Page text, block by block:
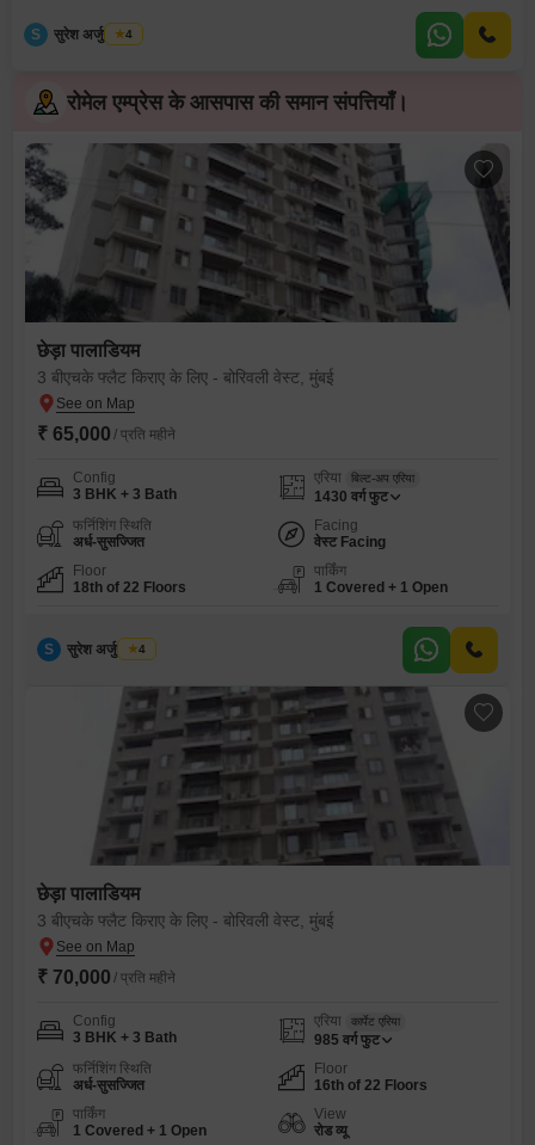
S सुरेश अर्जुन तायडे
4
रोमेल एम्प्रेस के आसपास की समान संपत्तियाँ।
छेड़ा पालाडियम
3 बीएचके फ्लैट किराए के लिए - बोरिवली वेस्ट, मुंबई
₹ 65,000 / प्रति महीने
Config
3 BHK + 3 Bath
एरिया बिल्ट-अप एरिया
1430 वर्ग फुट
फर्निशिंग स्थिति
अर्ध-सुसज्जित
Facing
वेस्ट Facing
Floor
18th of 22 Floors
पार्किंग
1 Covered + 1 Open
S सुरेश अर्जुन तायडे
4
छेड़ा पालाडियम
3 बीएचके फ्लैट किराए के लिए - बोरिवली वेस्ट, मुंबई
₹ 70,000 / प्रति महीने
Config
3 BHK + 3 Bath
एरिया कार्पेट एरिया
985 वर्ग फुट
फर्निशिंग स्थिति
अर्ध-सुसज्जित
Floor
16th of 22 Floors
पार्किंग
1 Covered + 1 Open
View
रोड व्यू